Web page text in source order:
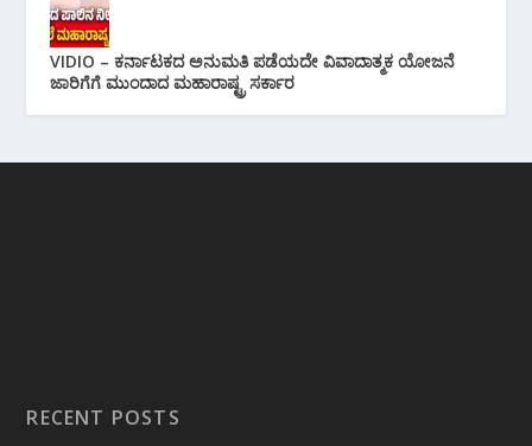
VIDIO – ಕರ್ನಾಟಕದ ಅನುಮತಿ ಪಡೆಯದೇ ವಿವಾದಾತ್ಮಕ ಯೋಜನೆ
ಜಾರಿಗೆಗೆ ಮುಂದಾದ ಮಹಾರಾಷ್ಟ್ರ ಸರ್ಕಾರ
RECENT POSTS